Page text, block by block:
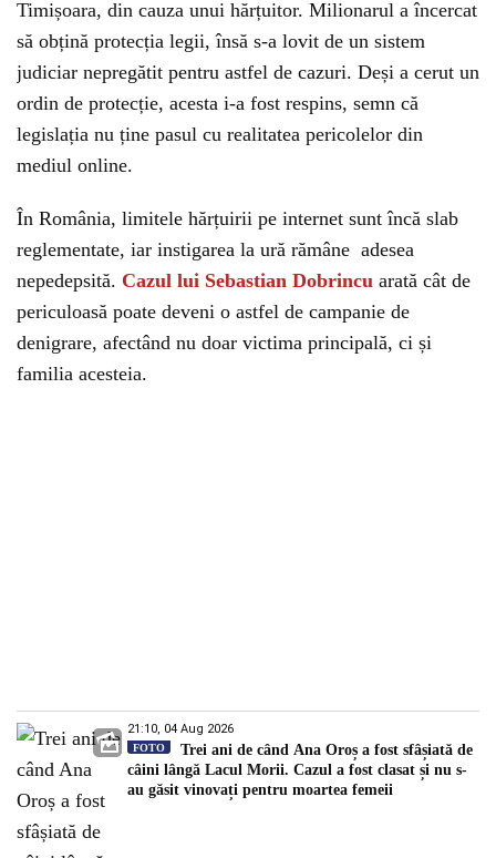
Timișoara, din cauza unui hărțuitor. Milionarul a încercat
să obțină protecția legii, însă s-a lovit de un sistem
judiciar nepregătit pentru astfel de cazuri. Deși a cerut un
ordin de protecție, acesta i-a fost respins, semn că
legislația nu ține pasul cu realitatea pericolelor din
mediul online.
În România, limitele hărțuirii pe internet sunt încă slab
reglementate, iar instigarea la ură rămâne adesea
nepedepsită. Cazul lui Sebastian Dobrincu arată cât de
periculoasă poate deveni o astfel de campanie de
denigrare, afectând nu doar victima principală, ci și
familia acesteia.
21:10, 04 Aug 2026
FOTO
Trei ani de când Ana Oroș a fost sfâșiată de
câini lângă Lacul Morii. Cazul a fost clasat și nu s-
au găsit vinovați pentru moartea femeii